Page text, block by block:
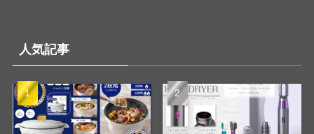
人気記事